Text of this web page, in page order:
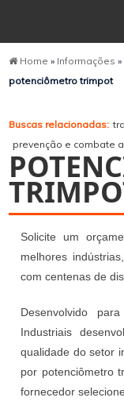
Home » Informações»
potenciômetro trimpot
Buscas relacionadas:
prevenção e combate
Solicite um
melhores
com centenas de
Desenvolvido
Industriais
qualidade do setor
por potenciômetro
fornecedor